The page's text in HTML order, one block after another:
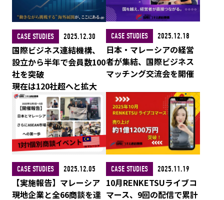
CASE STUDIES 2025.12.30
国際ビジネス連結機構、
設立から半年で会員数100
社を突破
現在は120社超へと拡大
CASE STUDIES 2025.12.18
日本・マレーシアの経営
者が集結、国際ビジネス
マッチング交流会を開催
CASE STUDIES 2025.12.05
【実施報告】マレーシア
現地企業と全66商談を達
CASE STUDIES 2025.11.19
10月RENKETSUライブコ
マース、9回の配信で累計